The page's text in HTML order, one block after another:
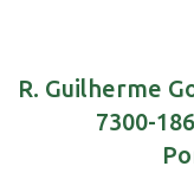
R. Guilherme
7300-